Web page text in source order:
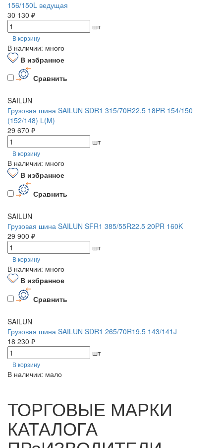
156/150L ведущая
30 130 ₽
шт
В корзину
В наличии: много
В избранное
Сравнить
SAILUN
Грузовая шина SAILUN SDR1 315/70R22.5 18PR 154/150
(152/148) L(M)
29 670 ₽
шт
В корзину
В наличии: много
В избранное
Сравнить
SAILUN
Грузовая шина SAILUN SFR1 385/55R22.5 20PR 160K
29 900 ₽
шт
В корзину
В наличии: много
В избранное
Сравнить
SAILUN
Грузовая шина SAILUN SDR1 265/70R19.5 143/141J
18 230 ₽
шт
В корзину
В наличии: мало
ТОРГОВЫЕ МАРКИ
КАТАЛОГА